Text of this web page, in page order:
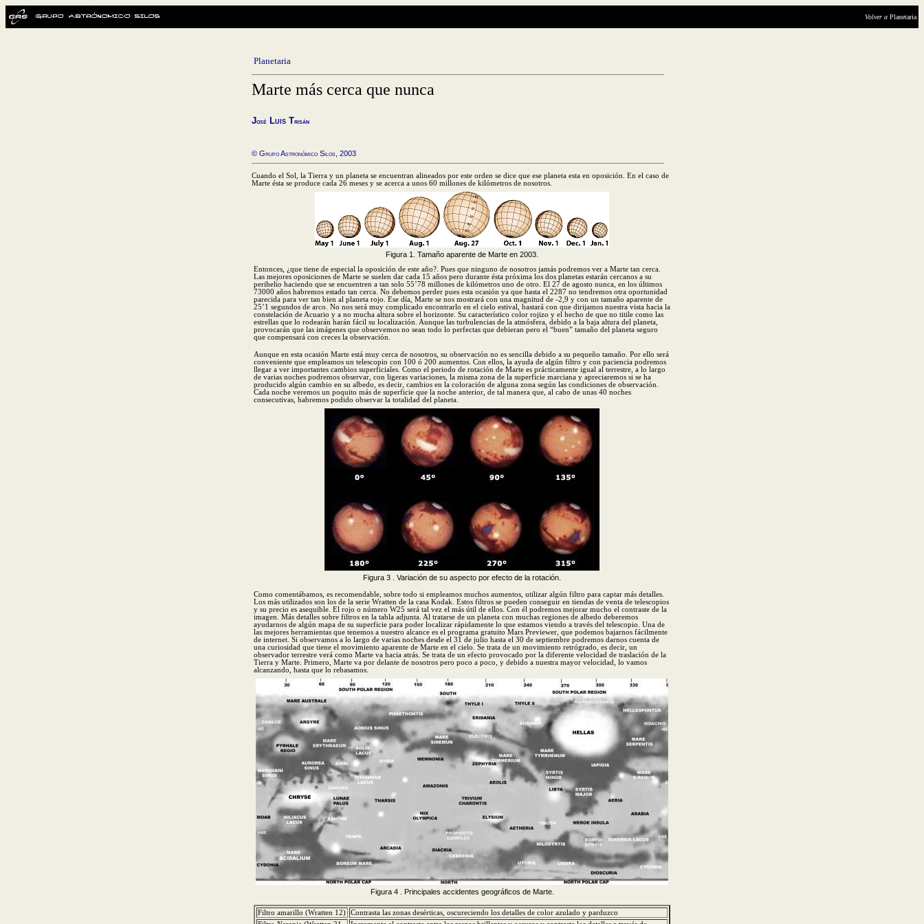
Volver a Planetaria
Planetaria
Marte más cerca que nunca
José Luis Trisán
© Grupo Astronómico Silos, 2003
Cuando el Sol, la Tierra y un planeta se encuentran alineados por este orden se dice que ese planeta esta en oposición. En el caso de
Marte ésta se produce cada 26 meses y se acerca a unos 60 millones de kilómetros de nosotros.
Figura 1. Tamaño aparente de Marte en 2003.
Entonces, ¿que tiene de especial la oposición de este año?. Pues que ninguno de nosotros jamás podremos ver a Marte tan cerca.
Las mejores oposiciones de Marte se suelen dar cada 15 años pero durante ésta próxima los dos planetas estarán cercanos a su
perihelio haciendo que se encuentren a tan solo 55’78 millones de kilómetros uno de otro. El 27 de agosto nunca, en los últimos
73000 años habremos estado tan cerca. No debemos perder pues esta ocasión ya que hasta el 2287 no tendremos otra oportunidad
parecida para ver tan bien al planeta rojo. Ese día, Marte se nos mostrará con una magnitud de -2,9 y con un tamaño aparente de
25’1 segundos de arco. No nos será muy complicado encontrarlo en el cielo estival, bastará con que dirijamos nuestra vista hacia la
constelación de Acuario y a no mucha altura sobre el horizonte. Su característico color rojizo y el hecho de que no titile como las
estrellas que lo rodearán harán fácil su localización. Aunque las turbulencias de la atmósfera, debido a la baja altura del planeta,
provocarán que las imágenes que observemos no sean todo lo perfectas que debieran pero el “buen” tamaño del planeta seguro
que compensará con creces la observación.
Aunque en esta ocasión Marte está muy cerca de nosotros, su observación no es sencilla debido a su pequeño tamaño. Por ello será
conveniente que empleamos un telescopio con 100 ó 200 aumentos. Con ellos, la ayuda de algún filtro y con paciencia podremos
llegar a ver importantes cambios superficiales. Como el periodo de rotación de Marte es prácticamente igual al terrestre, a lo largo
de varias noches podremos observar, con ligeras variaciones, la misma zona de la superficie marciana y apreciaremos si se ha
producido algún cambio en su albedo, es decir, cambios en la coloración de alguna zona según las condiciones de observación.
Cada noche veremos un poquito más de superficie que la noche anterior, de tal manera que, al cabo de unas 40 noches
consecutivas, habremos podido observar la totalidad del planeta.
Figura 3 . Variación de su aspecto por efecto de la rotación.
Como comentábamos, es recomendable, sobre todo si empleamos muchos aumentos, utilizar algún filtro para captar más detalles.
Los más utilizados son los de la serie Wratten de la casa Kodak. Estos filtros se pueden conseguir en tiendas de venta de telescopios
y su precio es asequible. El rojo o número W25 será tal vez el más útil de ellos. Con él podremos mejorar mucho el contraste de la
imagen. Más detalles sobre filtros en la tabla adjunta. Al tratarse de un planeta con muchas regiones de albedo deberemos
ayudarnos de algún mapa de su superficie para poder localizar rápidamente lo que estamos viendo a través del telescopio. Una de
las mejores herramientas que tenemos a nuestro alcance es el programa gratuito Mars Previewer, que podemos bajarnos fácilmente
de internet. Si observamos a lo largo de varias noches desde el 31 de julio hasta el 30 de septiembre podremos darnos cuenta de
una curiosidad que tiene el movimiento aparente de Marte en el cielo. Se trata de un movimiento retrógrado, es decir, un
observador terrestre verá como Marte va hacia atrás. Se trata de un efecto provocado por la diferente velocidad de traslación de la
Tierra y Marte. Primero, Marte va por delante de nosotros pero poco a poco, y debido a nuestra mayor velocidad, lo vamos
alcanzando, hasta que lo rebasamos.
Figura 4 . Principales accidentes geográficos de Marte.
Filtro amarillo (Wratten 12)
Contrasta las zonas desérticas, oscureciendo los detalles de color azulado y parduzco